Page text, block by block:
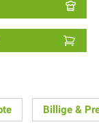
Billige &